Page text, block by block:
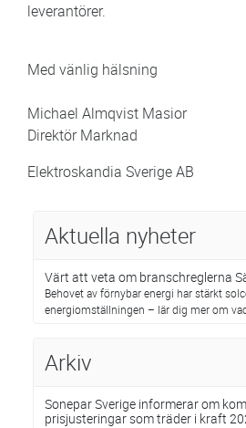
leverantörer.
Med vänlig hälsning
Michael Almqvist Masior
Direktör Marknad
Elektroskandia Sverige AB
Aktuella nyheter
Värt att veta om branschreglerna
Behovet av förnybar energi har stärkt
energiomställningen – lär dig mer om
Arkiv
Sonepar Sverige informerar om
prisjusteringar som träder i kraft